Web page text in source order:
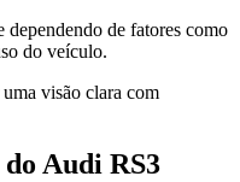
dependendo de fatores como
do veículo.
visão clara com
Audi RS3